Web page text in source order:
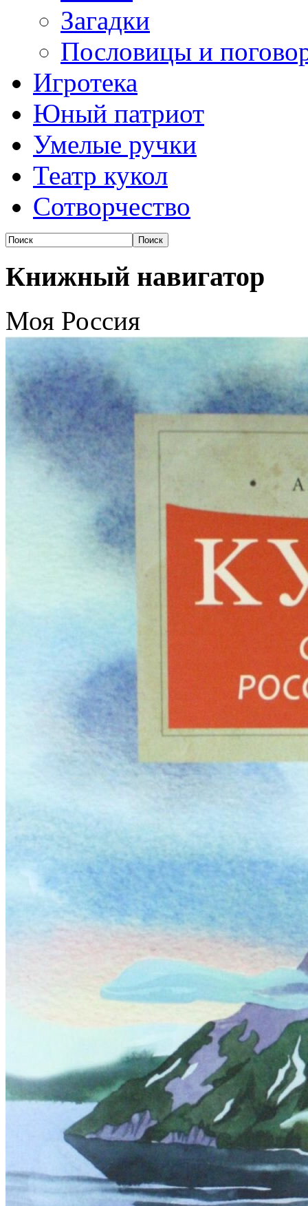
Загадки
Пословицы и
Игротека
Юный патриот
Умелые ручки
Театр кукол
Сотворчество
Книжный навигатор
Моя Россия